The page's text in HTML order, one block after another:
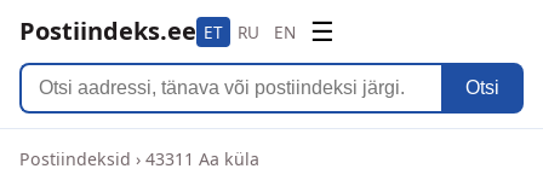
Postiindeks.ee ET RU EN ☰
Otsi
Postiindeksid › 43311 Aa küla